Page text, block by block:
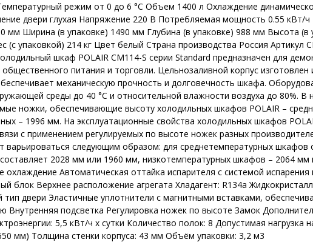
режим от 0 до 6 °C Объем 1400 л Охлаждение
двери глухая Напряжение 220 В Потребляемая мощность 0.55 кВт/
мм Ширина (в упаковке) 1490 мм Глубина (в упаковке) 988 мм Высота (в
(с упаковкой) 214 кг Цвет белый Страна производства Россия Артикул
шкаф POLAIR CM114-S серии Standard предназначен для
питания и торговли. Цельнозаливной корпус изготовлен
механическую прочность и долговечность шкафа.
среды до 40 °С и относительной влажности воздуха до 80%. В
ножки, обеспечивающие высоту холодильных шкафов POLAIR –
– 1996 мм. На эксплуатационные свойства холодильных шкафов
с применением регулируемых по высоте ножек разных
следующим образом: для среднетемпературных шкафов
2028 мм или 1960 мм, низкотемпературных шкафов – 2064 мм
Автоматическая оттайка испарителя с системой испарения
блок Верхнее расположение агрегата Хладагент: R134a
двери Эластичные уплотнители с магнитными вставками,
Внутренняя подсветка Регулировка ножек по высоте Замок
5,5 кВт/ч х сутки Количество полок: 8 Допустимая нагрузка
мм) Толщина стенки корпуса: 43 мм Объём упаковки: 3,2 м3